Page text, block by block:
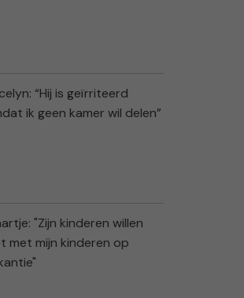
“Hij is geïrriteerd
ik geen kamer wil delen”
"Zijn kinderen willen
met mijn kinderen op